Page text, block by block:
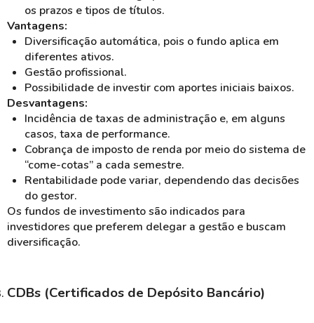
os prazos e tipos de títulos.
Vantagens:
Diversificação automática, pois o fundo aplica em
diferentes ativos.
Gestão profissional.
Possibilidade de investir com aportes iniciais baixos.
Desvantagens:
Incidência de taxas de administração e, em alguns
casos, taxa de performance.
Cobrança de imposto de renda por meio do sistema de
“come-cotas” a cada semestre.
Rentabilidade pode variar, dependendo das decisões
do gestor.
Os fundos de investimento são indicados para
investidores que preferem delegar a gestão e buscam
diversificação.
CDBs (Certificados de Depósito Bancário)